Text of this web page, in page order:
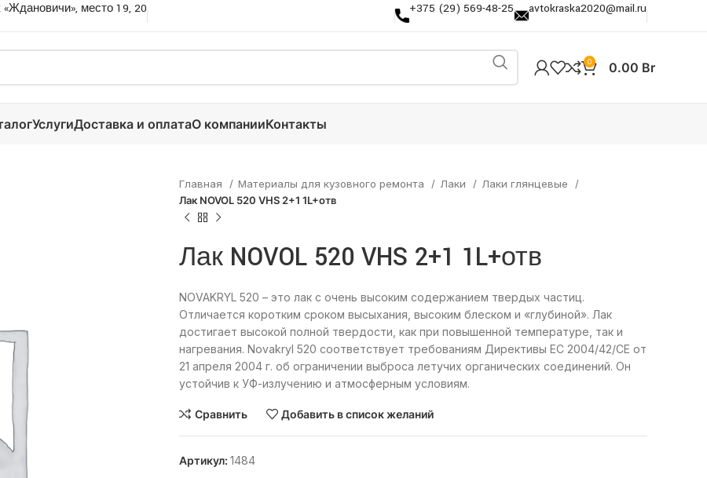
место 19, 20 +375 (29) 569-48-25 avtokraska2020@mail.ru
0 0.00 Br
УслугиДоставка и оплатаО компанииКонтакты
Главная Материалы для кузовного ремонта Лаки
Лаки глянцевые
Лак NOVOL 520 VHS 2+1 1L+отв
Лак NOVOL 520 VHS 2+1 1L+отв
NOVAKRYL 520 – это лак с очень высоким содержанием твердых частиц.
Отличается коротким сроком высыхания, высоким блеском и «глубиной». Лак
достигает высокой полной твердости, как при повышенной температуре, так и
нагревания. Novakryl 520 соответствует требованиям Директивы ЕС 2004/42/CE от
21 апреля 2004 г. об ограничении выброса летучих органических соединений. Он
устойчив к УФ-излучению и атмосферным условиям.
Сравнить Добавить в список желаний
Артикул: 1484